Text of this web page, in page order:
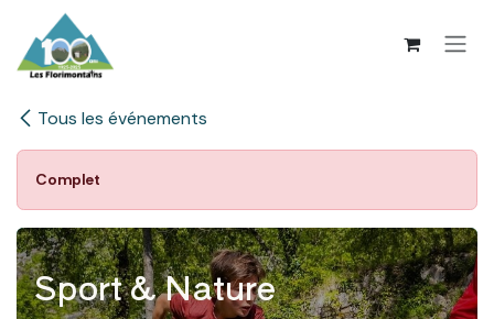
Se rendre au contenu
Tous les événements
Complet
Sport & Nature